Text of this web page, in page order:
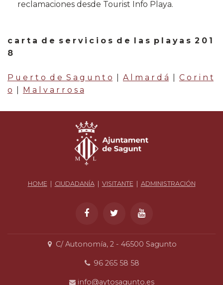
reclamaciones desde Tourist Info Playa.
c a r t a d e s e r v i c i o s d e l a s p l a y a s 2 0 1
8
P u e r t o d e S a g u n t o A l m a r d á
C o r i n t
o
M a l v a r r o s a
HOME CIUDADANÍA| VISITANTE ADMINISTRACIÓN
C/ Autonomía, 2 - 46500 Sagunto
96 265 58 58
info@aytosagunto.es